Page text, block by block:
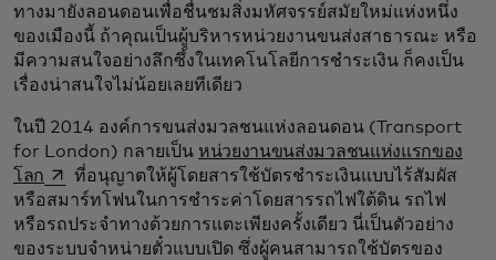
ทางมายังลอนดอนเพื่อชื่นชมสิ่งมหัศจรรย์สมัยใหม่แห่งหนึ่ง
ของเมืองนี้ ถ้าคุณเป็นผู้บริหารหน่วยงานขนส่งสาธารณะ หรือ
มีความสนใจอย่างลึกซึ้งในเทคโนโลยีการชำระเงิน ก็คงเป็น
เรื่องน่าสนใจไม่น้อยเลยทีเดียว
ในปี 2014 องค์การขนส่งมวลชนแห่งลอนดอน (Transport
for London) กลายเป็น หน่วยงานขนส่งมวลชนแห่งแรกของ
โลก opens in a new tab
ที่อนุญาตให้ผู้โดยสารใช้บัตรชำระเงินแบบไร้สัมผัส
หรือสมาร์ทโฟนในการชำระค่าโดยสารรถไฟใต้ดิน รถไฟ
หรือรถประจำทางด้วยการแตะเพียงครั้งเดียว นี่เป็นตัวอย่าง
ของระบบจำหน่ายตั๋วแบบเปิด ซึ่งผู้คนสามารถใช้บัตรของ